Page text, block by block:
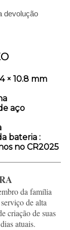
devolução
× 10.8 mm
aço
bateria:
no CR2025
da família
de alta
criação de suas
atuais.